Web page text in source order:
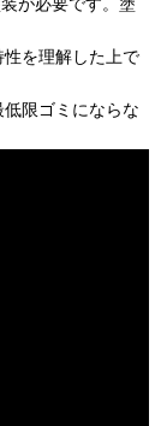
を理解した上で
限ゴミにならな